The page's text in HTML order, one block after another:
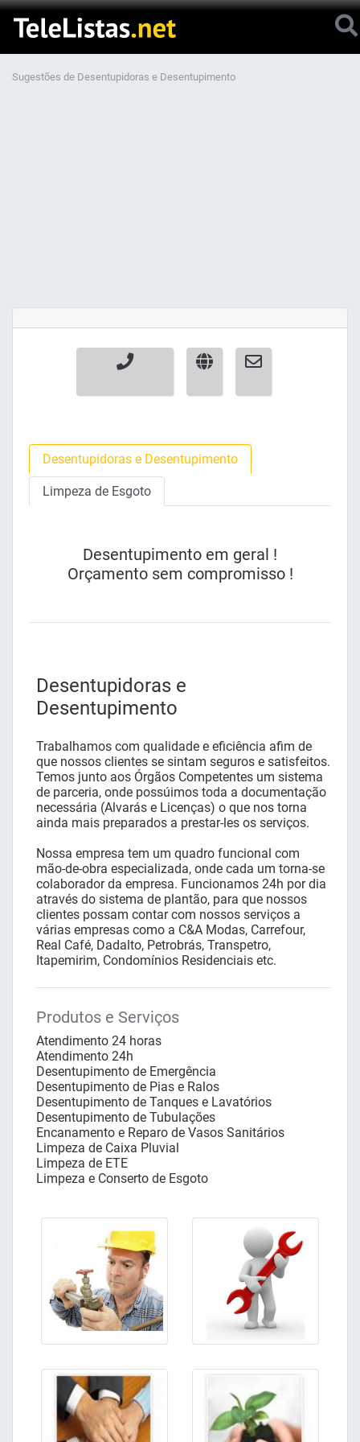
Sugestões de Desentupidoras e Desentupimento
Desentupidoras e Desentupimento
Limpeza de Esgoto
Desentupimento em geral !
Orçamento sem compromisso !
Desentupidoras e
Desentupimento
Trabalhamos com qualidade e eficiência afim de
que nossos clientes se sintam seguros e satisfeitos.
Temos junto aos Órgãos Competentes um sistema
de parceria, onde possúimos toda a documentação
necessária (Alvarás e Licenças) o que nos torna
ainda mais preparados a prestar-les os serviços.
Nossa empresa tem um quadro funcional com
mão-de-obra especializada, onde cada um torna-se
colaborador da empresa. Funcionamos 24h por dia
através do sistema de plantão, para que nossos
clientes possam contar com nossos serviços a
várias empresas como a C&A Modas, Carrefour,
Real Café, Dadalto, Petrobrás, Transpetro,
Itapemirim, Condomínios Residenciais etc.
Produtos e Serviços
Atendimento 24 horas
Atendimento 24h
Desentupimento de Emergência
Desentupimento de Pias e Ralos
Desentupimento de Tanques e Lavatórios
Desentupimento de Tubulações
Encanamento e Reparo de Vasos Sanitários
Limpeza de Caixa Pluvial
Limpeza de ETE
Limpeza e Conserto de Esgoto